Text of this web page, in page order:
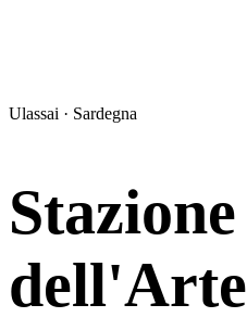
Ulassai · Sardegna
Stazione
dell'Arte